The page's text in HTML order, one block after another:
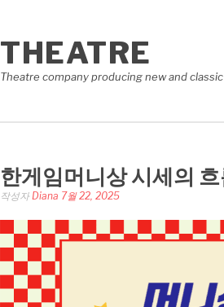
THEATRE
Theatre company producing new and
한게임머니상 시세의
작성자 Diana 7월 22, 2025